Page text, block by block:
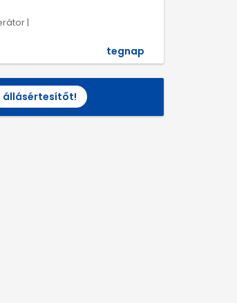
|
tegnap
állásértesítőt!